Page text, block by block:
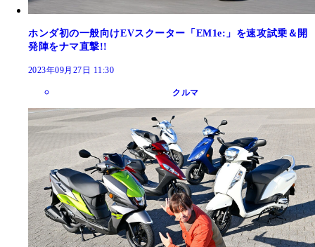
ホンダ初の一般向けEVスクーター「EM1e:」を速攻試乗＆開
発陣をナマ直撃!!
2023年09月27日 11:30
クルマ